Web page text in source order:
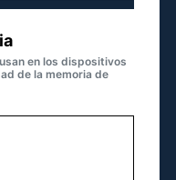
en los dispositivos
de la memoria de